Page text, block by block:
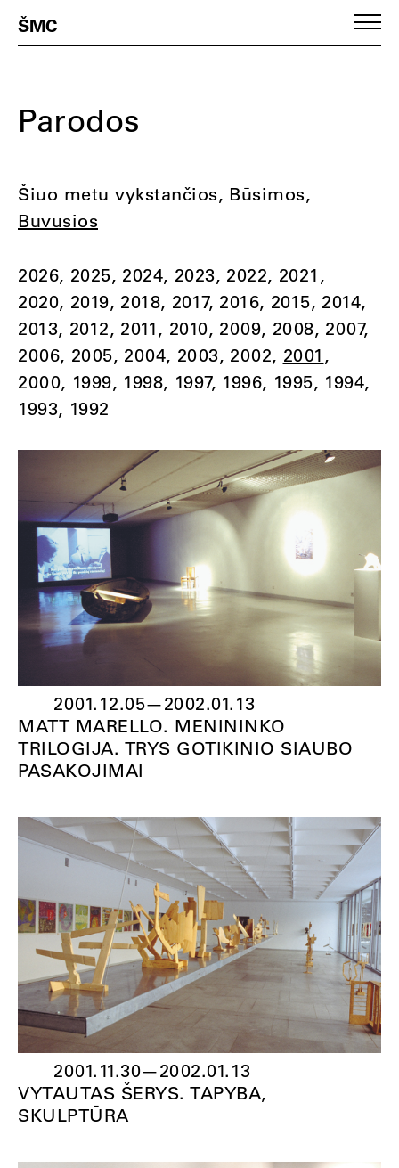
ŠMC
Parodos
Šiuo metu vykstančios Būsimos
Buvusios
2026 2025 2024 2023 2022 2021
2020 2019 2018 2017 2016 2015 2014
2013 2012 2011 2010 2009 2008 2007
2006 2005 2004 2003 2002 2001
2000 1999 1998 1997 1996 1995 1994
1993 1992
2001.12.05—2002.01.13
MATT MARELLO. MENININKO
TRILOGIJA. TRYS GOTIKINIO SIAUBO
PASAKOJIMAI
2001.11.30—2002.01.13
VYTAUTAS ŠERYS. TAPYBA,
SKULPTŪRA